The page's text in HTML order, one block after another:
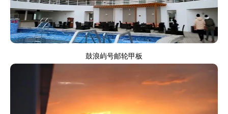
鼓浪屿号邮轮甲板